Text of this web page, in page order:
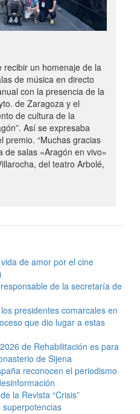
un homenaje de la
de música en directo
con la presencia de la
de Zaragoza y el
de cultura de la
Así se expresaba
premio. “Muchas gracias
de salas «Aragón en vivo»
del teatro Arbolé,
de amor por el cine
de la secretaría de
presidentes comarcales en
que dio lugar a estas
de Rehabilitación es para
de Sijena
reconocen el periodismo
la Revista “Crisis”
superpotencias